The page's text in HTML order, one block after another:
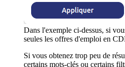
Dans l'exemple ci-dessus, si
seules les offres d'emploi en
Si vous obtenez trop peu de
certains mots-clés ou certains